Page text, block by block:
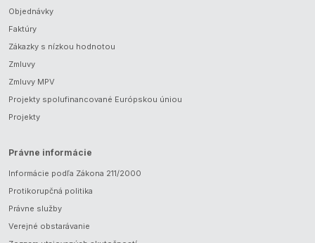
Objednávky
Faktúry
Zákazky s nízkou hodnotou
Zmluvy
Zmluvy MPV
Projekty spolufinancované Európskou úniou
Projekty
Právne informácie
Informácie podľa Zákona 211/2000
Protikorupčná politika
Právne služby
Verejné obstarávanie